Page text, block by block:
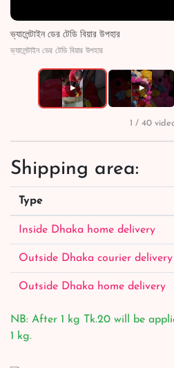
ভ্যালেন্টাইন ডের টেডি বিয়ার উপহার
ভ্যালেন্টাইন ডের টেডি বিয়ার উপহার
▶ ▶
1 / 40
Shipping area:
Type
Inside Dhaka home delivery
Outside Dhaka courier delivery
Outside Dhaka home delivery
NB: After 1 kg Tk.20 will be
1 kg.